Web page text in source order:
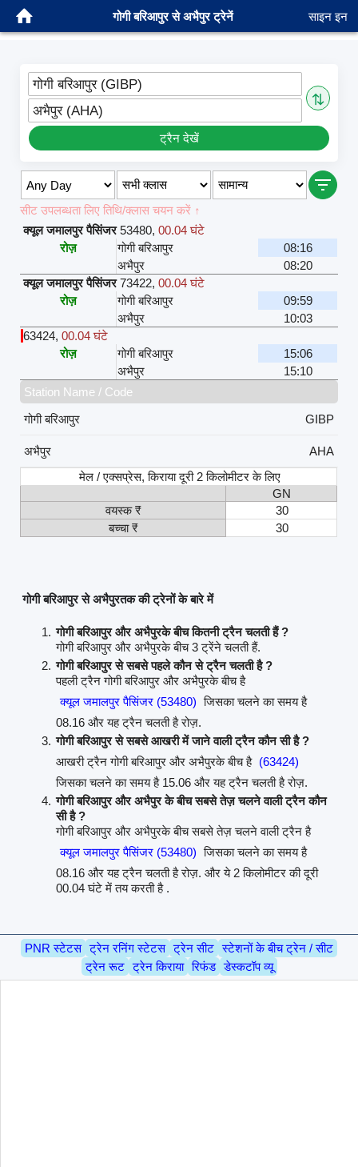
गोगी बरिआपुर से अभैपुर ट्रेनें साइन इन
गोगी बरिआपुर (GIBP)
⇅
अभैपुर (AHA)
ट्रैन देखें
सीट उपलब्धता लिए तिथि/क्लास चयन करें ↑
क्यूल जमालपुर पैसिंजर 53480,00.04 घंटे
रोज़
गोगी बरिआपुर
08:16
अभैपुर
08:20
क्यूल जमालपुर पैसिंजर 73422,00.04 घंटे
रोज़
गोगी बरिआपुर
09:59
अभैपुर
10:03
63424,00.04 घंटे
रोज़
गोगी बरिआपुर
15:06
अभैपुर
15:10
Station Name / Code
गोगी बरिआपुर
GIBP
अभैपुर
AHA
मेल / एक्सप्रेस, किराया दूरी 2 किलोमीटर के लिए
GN
वयस्क ₹
30
बच्चा ₹
30
गोगी बरिआपुर से अभैपुरतक की ट्रेनों के बारे में
गोगी बरिआपुर और अभैपुरके बीच कितनी ट्रैन चलती हैं ?
गोगी बरिआपुर और अभैपुरके बीच 3 ट्रेंने चलती हैं.
गोगी बरिआपुर से सबसे पहले कौन से ट्रैन चलती है ?
पहली ट्रैन गोगी बरिआपुर और अभैपुरके बीच है
क्यूल जमालपुर पैसिंजर (53480) जिसका चलने का समय है
08.16 और यह ट्रैन चलती है रोज़.
गोगी बरिआपुर से सबसे आखरी में जाने वाली ट्रैन कौन सी है ?
आखरी ट्रैन गोगी बरिआपुर और अभैपुरके बीच है (63424)
जिसका चलने का समय है 15.06 और यह ट्रैन चलती है रोज़.
गोगी बरिआपुर और अभैपुर के बीच सबसे तेज़ चलने वाली ट्रैन कौन
सी है ?
गोगी बरिआपुर और अभैपुरके बीच सबसे तेज़ चलने वाली ट्रैन है
क्यूल जमालपुर पैसिंजर (53480) जिसका चलने का समय है
08.16 और यह ट्रैन चलती है रोज़. और ये 2 किलोमीटर की दूरी
00.04 घंटे में तय करती है .
PNR स्टेटस ट्रेन रनिंग स्टेटस ट्रेन सीट स्टेशनों के बीच ट्रेन / सीट
ट्रेन रूट ट्रेन किराया रिफंड डेस्कटॉप व्यू